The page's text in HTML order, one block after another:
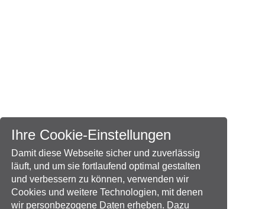
Ihre Cookie-Einstellungen
Damit diese Webseite sicher und zuverlässig
läuft, und um sie fortlaufend optimal gestalten
und verbessern zu können, verwenden wir
Cookies und weitere Technologien, mit denen
wir personbezogene Daten erheben. Dazu